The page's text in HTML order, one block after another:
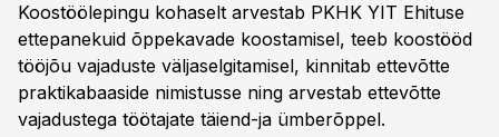
Koostöölepingu kohaselt arvestab PKHK YIT Ehituse
ettepanekuid õppekavade koostamisel, teeb koostööd
tööjõu vajaduste väljaselgitamisel, kinnitab ettevõtte
praktikabaaside nimistusse ning arvestab ettevõtte
vajadustega töötajate täiend-ja ümberõppel.